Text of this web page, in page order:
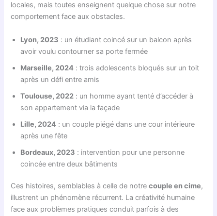
locales, mais toutes enseignent quelque chose sur notre
comportement face aux obstacles.
Lyon, 2023 : un étudiant coincé sur un balcon après
avoir voulu contourner sa porte fermée
Marseille, 2024 : trois adolescents bloqués sur un toit
après un défi entre amis
Toulouse, 2022 : un homme ayant tenté d’accéder à
son appartement via la façade
Lille, 2024 : un couple piégé dans une cour intérieure
après une fête
Bordeaux, 2023 : intervention pour une personne
coincée entre deux bâtiments
Ces histoires, semblables à celle de notrecouple en cime,
illustrent un phénomène récurrent. La créativité humaine
face aux problèmes pratiques conduit parfois à des